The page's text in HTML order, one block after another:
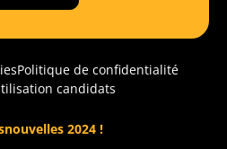
Politique de confidentialité
candidats
2024 !